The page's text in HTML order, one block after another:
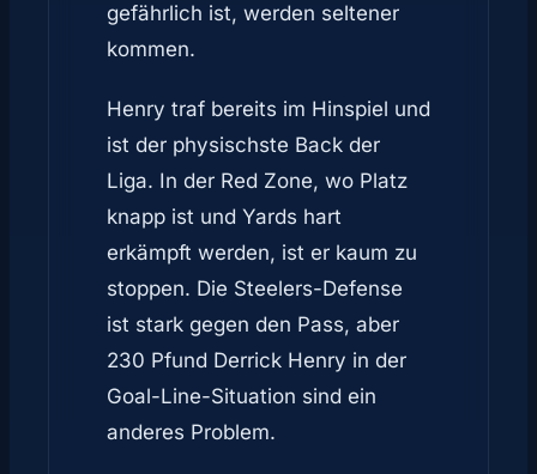
gefährlich ist, werden seltener
kommen.
Henry traf bereits im Hinspiel und
ist der physischste Back der
Liga. In der Red Zone, wo Platz
knapp ist und Yards hart
erkämpft werden, ist er kaum zu
stoppen. Die Steelers-Defense
ist stark gegen den Pass, aber
230 Pfund Derrick Henry in der
Goal-Line-Situation sind ein
anderes Problem.